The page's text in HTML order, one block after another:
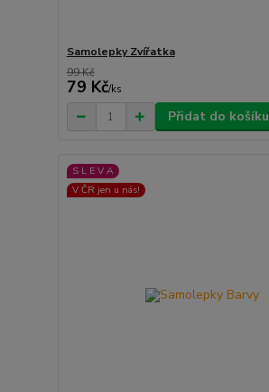
Samolepky Zvířatka
99 Kč
79 Kč/ks
Přidat do košíku
S L E V A
V ČR jen u nás!